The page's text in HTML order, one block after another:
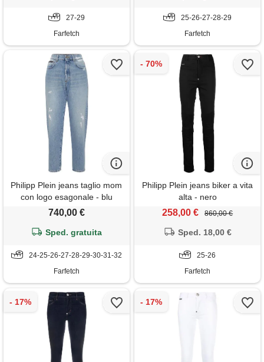
27-29
Farfetch
25-26-27-28-29
Farfetch
Philipp Plein jeans taglio mom
con logo esagonale - blu
740,00 €
Sped. gratuita
24-25-26-27-28-29-30-31-32
Farfetch
Philipp Plein jeans biker a vita
alta - nero
258,00 € 860,00 €
Sped. 18,00 €
25-26
Farfetch